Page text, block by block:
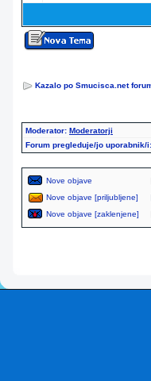
Kazalo po Smucisca.net
Moderator: Moderatorji
Forum pregleduje/jo uporabnik/
Nove objave
Nove objave [priljubljene]
Nove objave [zaklenjene]